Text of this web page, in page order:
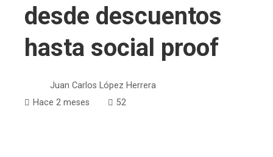
desde descuentos
hasta social proof
Juan Carlos López Herrera
Hace 2 meses
52